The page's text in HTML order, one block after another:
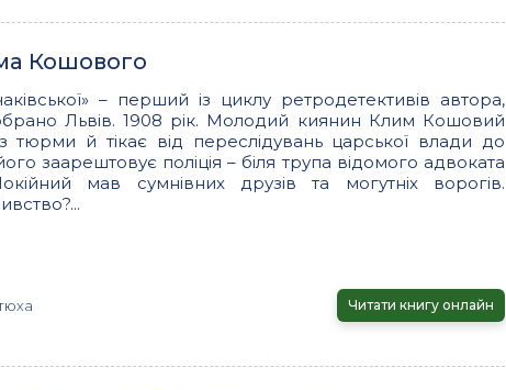
Кошового
– перший із циклу ретродетективів автора,
Львів. 1908 рік. Молодий киянин Клим Кошовий
й тікає від переслідувань царської влади до
заарештовує поліція – біля трупа відомого адвоката
мав сумнівних друзів та могутніх ворогів.
Читати книгу онлайн